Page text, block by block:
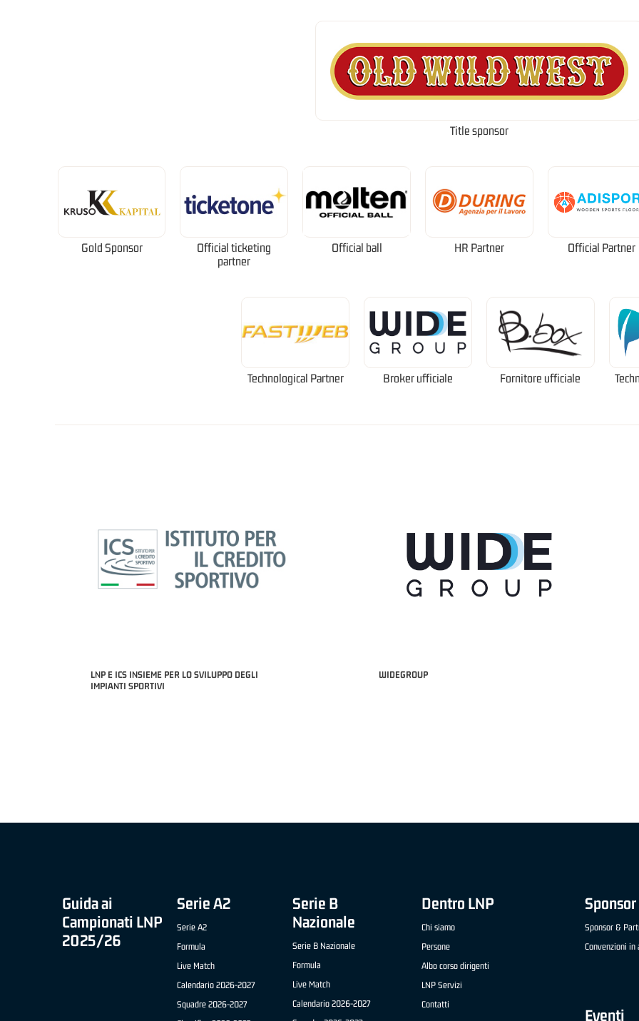
Title sponsor
Gold Sponsor
Official ticketing
partner
Official ball HR Partner Official Partner
Technological Partner Broker ufficiale Fornitore ufficiale
LNP E ICS INSIEME PER LO SVILUPPO DEGLI
IMPIANTI SPORTIVI
WIDEGROUP
Guida ai
Campionati LNP
2025/26
Serie A2
Serie A2
Formula
Live Match
Calendario 2026-2027
Squadre 2026-2027
Serie B
Nazionale
Serie B Nazionale
Formula
Live Match
Calendario 2026-2027
Dentro LNP
Chi siamo
Persone
Albo corso dirigenti
LNP Servizi
Contatti
Sponsor &
Convenzioni in
Eventi